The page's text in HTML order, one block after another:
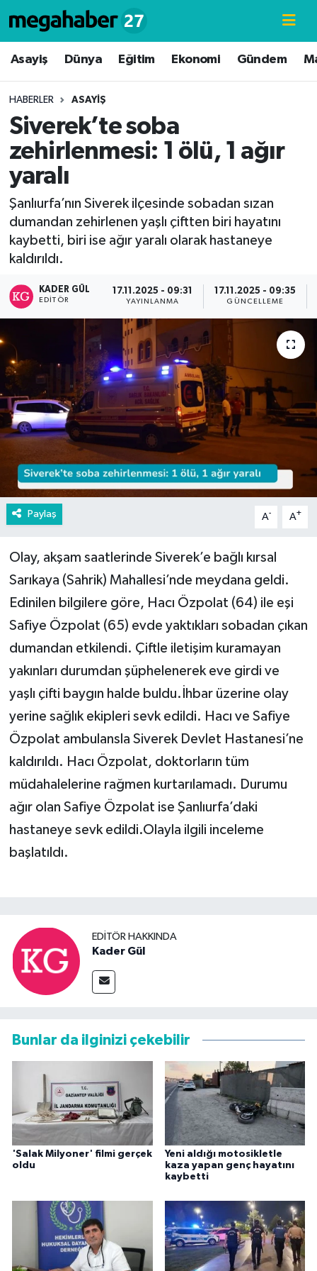
Asayiş Dünya Eğitim Ekonomi Gündem
HABERLER ASAYIŞ
Siverek’te soba
zehirlenmesi: 1 ölü, 1 ağır
yaralı
Şanlıurfa’nın Siverek ilçesinde sobadan sızan
dumandan zehirlenen yaşlı çiftten biri hayatını
kaybetti, biri ise ağır yaralı olarak hastaneye
kaldırıldı.
KADER GÜL
EDITÖR
17.11.2025 - 09:31
YAYINLANMA
17.11.2025 - 09:35
GÜNCELLEME
Paylaş A- A+
Olay, akşam saatlerinde Siverek’e bağlı kırsal
Sarıkaya (Sahrik) Mahallesi’nde meydana geldi.
Edinilen bilgilere göre, Hacı Özpolat (64) ile eşi
Safiye Özpolat (65) evde yaktıkları sobadan çıkan
dumandan etkilendi. Çiftle iletişim kuramayan
yakınları durumdan şüphelenerek eve girdi ve
yaşlı çifti baygın halde buldu.İhbar üzerine olay
yerine sağlık ekipleri sevk edildi. Hacı ve Safiye
Özpolat ambulansla Siverek Devlet Hastanesi’ne
kaldırıldı. Hacı Özpolat, doktorların tüm
müdahalelerine rağmen kurtarılamadı. Durumu
ağır olan Safiye Özpolat ise Şanlıurfa’daki
hastaneye sevk edildi.Olayla ilgili inceleme
başlatıldı.
EDITÖR HAKKINDA
Kader Gül
Bunlar da ilginizi çekebilir
'Salak Milyoner' filmi gerçek
oldu
Yeni aldığı motosikletle
kaza yapan genç hayatını
kaybetti
Hava Durumu
Süper Lig Puan Durumu ve Fikstür
Tüm Manşetler
Son Dakika Haberleri
Haber Arşivi